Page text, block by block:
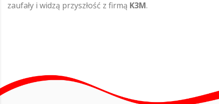
zaufały i widzą przyszłość z firmą K3M.